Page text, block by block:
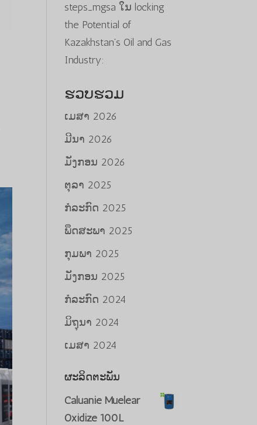
steps_mgsa ໃນ locking
the Potential of
Kazakhstan’s Oil and Gas
Industry:
ຮວບຮວມ
ເມສາ 2026
ມີນາ 2026
ມັງກອນ 2026
ຕຸລາ 2025
ກໍລະກົດ 2025
ພຶດສະພາ 2025
ກຸມພາ 2025
ມັງກອນ 2025
ກໍລະກົດ 2024
ມິຖຸນາ 2024
ເມສາ 2024
ຜະລິດຕະພັນ
Caluanie Muelear
Oxidize 100L